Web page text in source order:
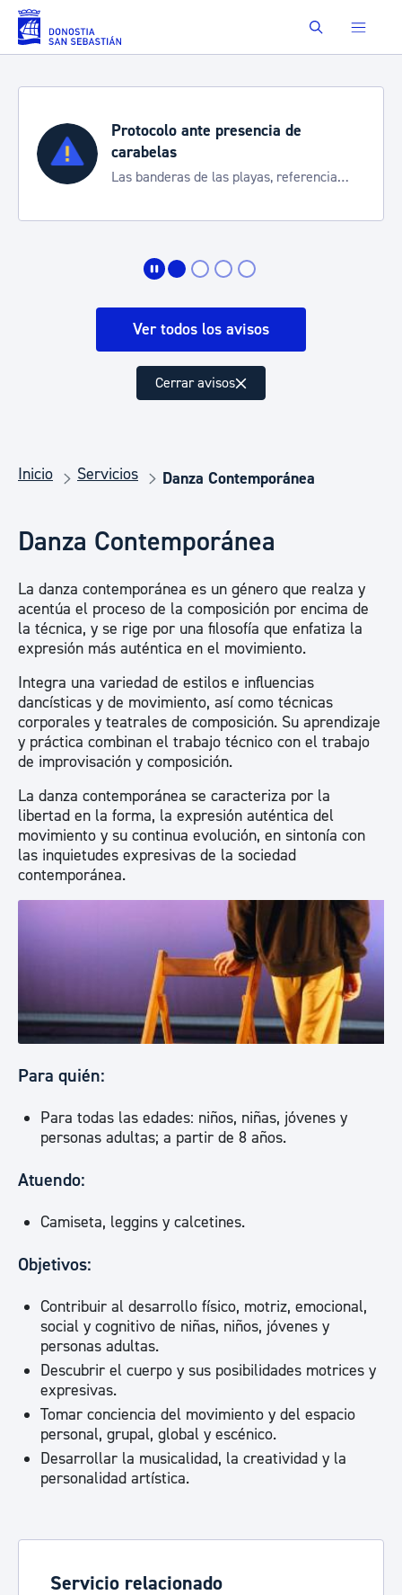
Saltar al contenido principal Buscar
Protocolo ante presencia de
carabelas
Las banderas de las playas, referencia
Ver todos los avisos
Cerrar avisos
Inicio Servicios Danza Contemporánea
Danza Contemporánea
La danza contemporánea es un género que realza y
acentúa el proceso de la composición por encima de
la técnica, y se rige por una filosofía que enfatiza la
expresión más auténtica en el movimiento.
Integra una variedad de estilos e influencias
dancísticas y de movimiento, así como técnicas
corporales y teatrales de composición. Su aprendizaje
y práctica combinan el trabajo técnico con el trabajo
de improvisación y composición.
La danza contemporánea se caracteriza por la
libertad en la forma, la expresión auténtica del
movimiento y su continua evolución, en sintonía con
las inquietudes expresivas de la sociedad
contemporánea.
Para quién:
Para todas las edades: niños, niñas, jóvenes y
personas adultas; a partir de 8 años.
Atuendo:
Camiseta, leggins y calcetines.
Objetivos:
Contribuir al desarrollo físico, motriz, emocional,
social y cognitivo de niñas, niños, jóvenes y
personas adultas.
Descubrir el cuerpo y sus posibilidades motrices y
expresivas.
Tomar conciencia del movimiento y del espacio
personal, grupal, global y escénico.
Desarrollar la musicalidad, la creatividad y la
personalidad artística.
Servicio relacionado